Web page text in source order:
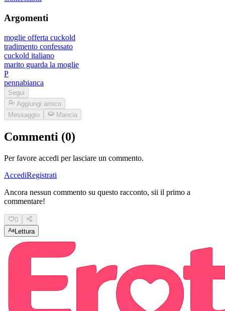
Argomenti
moglie offerta cuckold
tradimento confessato
cuckold italiano
marito guarda la moglie
P
pennabianca
Segui
Aggiungi amico
Messaggio
Mancia
Commenti (0)
Per favore accedi per lasciare un commento.
AccediRegistrati
Ancora nessun commento su questo racconto, sii il primo a
commentare!
0
Lettura